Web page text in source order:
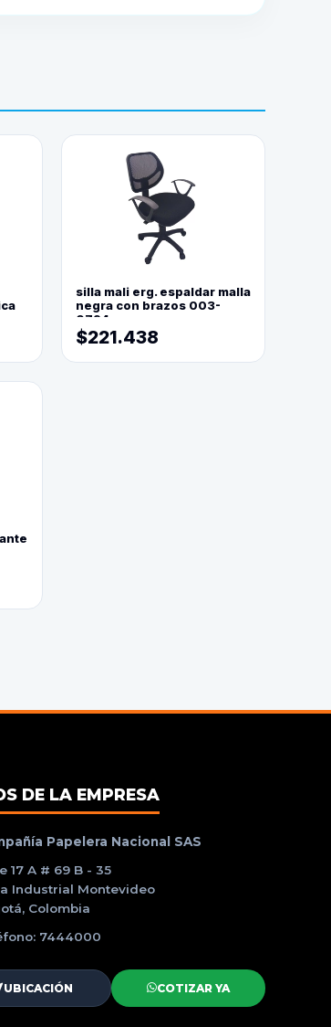
silla mali erg. espaldar malla
negra con brazos 003-
0794
$221.438
DE LA EMPRESA
Papelera Nacional SAS
17 A # 69 B - 35
Industrial Montevideo
Colombia
7444000
UBICACIÓN COTIZAR YA